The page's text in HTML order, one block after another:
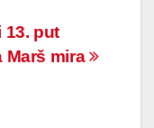
13. put
Marš mira